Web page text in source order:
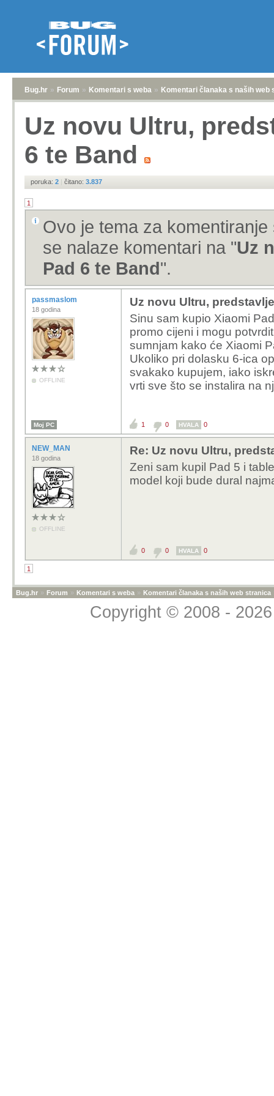
Bug.hr » Forum » Komentari s weba » Komentari članaka s naših web
Uz novu Ultru,
6 te Band
poruka: 2 | čitano: 3.837
1
Ovo je tema za
se nalaze komentari na "Uz
Pad 6 te Band".
passmaslom
18 godina
OFFLINE
Uz novu Ultru,
Sinu sam kupio Xiaomi
promo cijeni i mogu
sumnjam kako će Xiaomi
Ukoliko pri dolasku 6-ica
svakako kupujem, iako
vrti sve što se instalira na
Moj PC 1 0 HVALA 0
NEW_MAN
18 godina
OFFLINE
Re: Uz novu Ultru,
Zeni sam kupil Pad 5 i
model koji bude dural
0 0 HVALA 0
1
Bug.hr » Forum » Komentari s weba » Komentari članaka s naših web stranica
Copyright © 2008 -